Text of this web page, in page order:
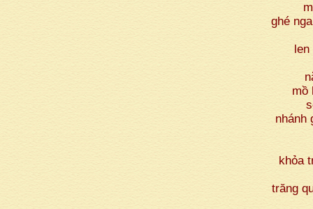
ghé
mồ
nhánh
khỏa
trăng